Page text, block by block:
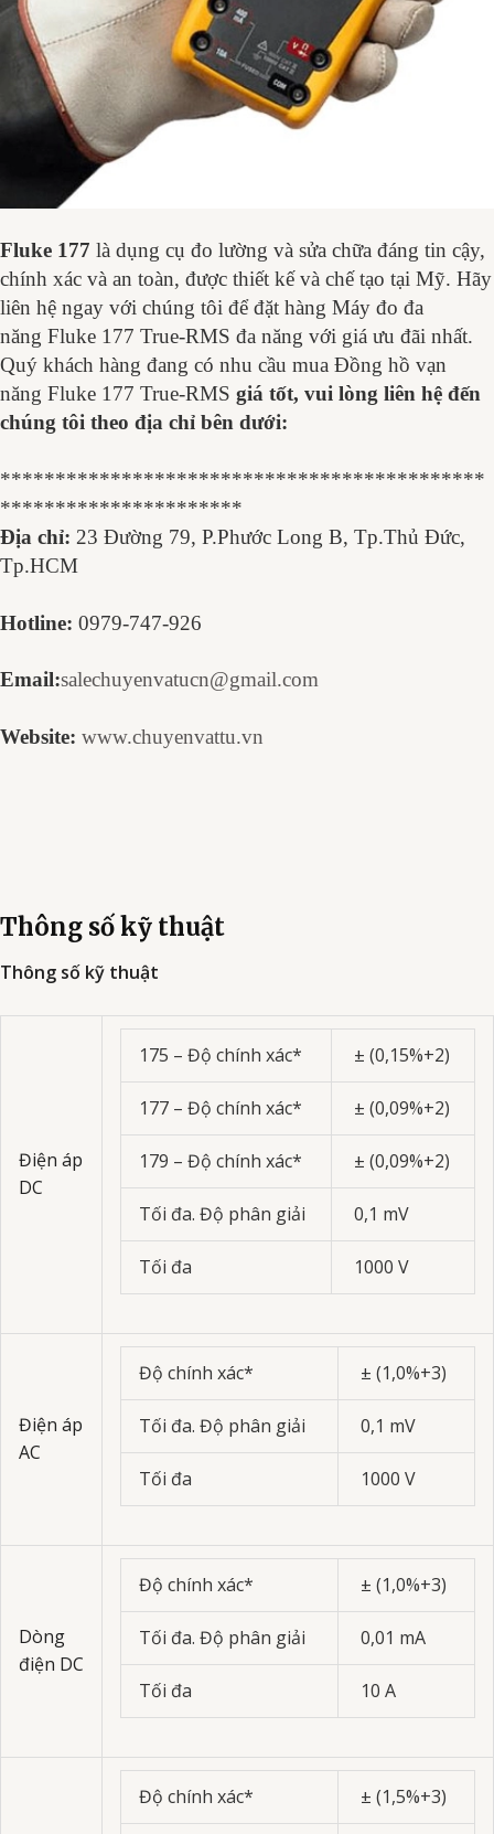
Fluke 177 là dụng cụ đo lường và sửa chữa đáng tin cậy,
chính xác và an toàn, được thiết kế và chế tạo tại Mỹ. Hãy
liên hệ ngay với chúng tôi để đặt hàng Máy đo đa
năng Fluke 177 True-RMS đa năng với giá ưu đãi nhất.
Quý khách hàng đang có nhu cầu mua Đồng hồ vạn
năng Fluke 177 True-RMS giá tốt, vui lòng liên hệ đến
chúng tôi theo địa chỉ bên dưới:
********************************************
**********************
Địa chỉ: 23 Đường 79, P.Phước Long B, Tp.Thủ Đức,
Tp.HCM
Hotline: 0979-747-926
Email:salechuyenvatucn@gmail.com
Website: www.chuyenvattu.vn
Thông số kỹ thuật
Thông số kỹ thuật
Điện áp
DC
175 – Độ chính xác* ± (0,15%+2)
177 – Độ chính xác* ± (0,09%+2)
179 – Độ chính xác* ± (0,09%+2)
Tối đa. Độ phân giải 0,1 mV
Tối đa 1000 V
Điện áp
AC
Độ chính xác* ± (1,0%+3)
Tối đa. Độ phân giải 0,1 mV
Tối đa 1000 V
Dòng
điện DC
Độ chính xác* ± (1,0%+3)
Tối đa. Độ phân giải 0,01 mA
Tối đa 10 A
Độ chính xác* ± (1,5%+3)